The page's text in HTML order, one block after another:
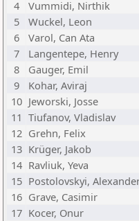
4
Vummidi, Nirthik
5
Wuckel, Leon
6
Varol, Can Ata
7
Langentepe, Henry
8
Gauger, Emil
9
Kohar, Aviraj
10 Jeworski, Josse
11 Tiufanov, Vladislav
12 Grehn, Felix
13 Krüger, Jakob
14 Ravliuk, Yeva
15 Postolovskyi,
16 Grave, Casimir
17 Kocer, Onur